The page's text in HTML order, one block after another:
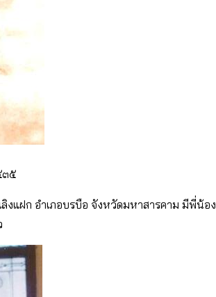
๓๕
ลิงแฝก อําเภอบรบือ จังหวัดมหาสารคาม มีพี่น้อง